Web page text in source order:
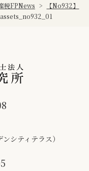
税FPNews >
【No932】
assets_no932_01
シティテラス）